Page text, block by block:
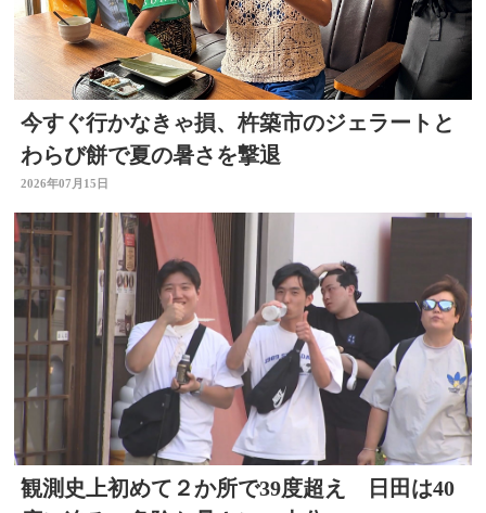
今すぐ行かなきゃ損、杵築市のジェラートと
わらび餅で夏の暑さを撃退
2026年07月15日
観測史上初めて２か所で39度超え 日田は40